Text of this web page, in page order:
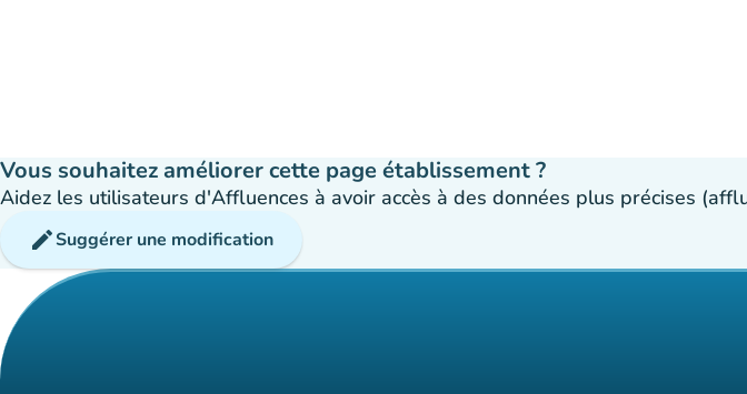
Vous souhaitez améliorer cette page établissement ?
Aidez les utilisateurs d'Affluences à avoir accès à des données plus précises
editSuggérer une modification